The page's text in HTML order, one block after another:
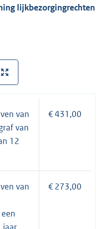
lijkbezorgingrechten
van
van
12
€ 431,00
van
€ 273,00